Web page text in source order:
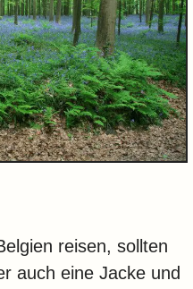
reisen, sollten
auch eine Jacke und